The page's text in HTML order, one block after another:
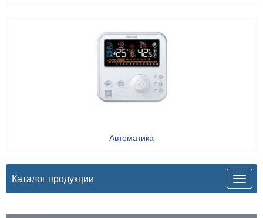
Автоматика
Каталог продукции